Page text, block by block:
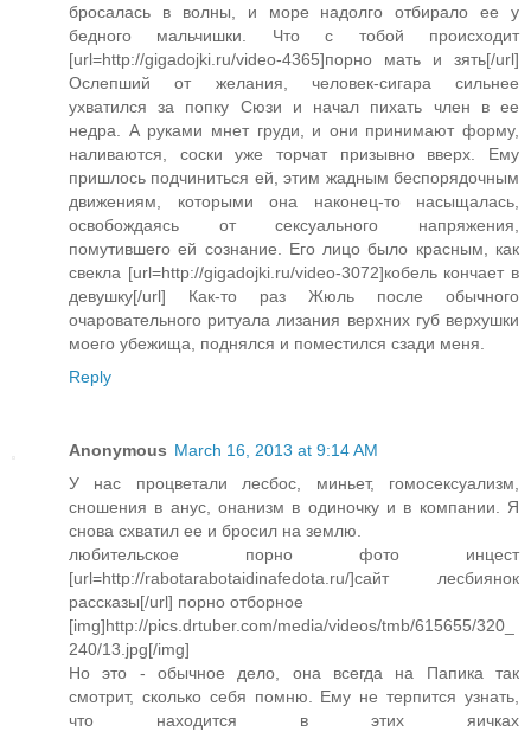
бросалась в волны, и море надолго отбирало ее у
бедного мальчишки. Что с тобой происходит
[url=http://gigadojki.ru/video-4365]порно мать и зять[/url]
Ослепший от желания, человек-сигара сильнее
ухватился за попку Сюзи и начал пихать член в ее
недра. А руками мнет груди, и они принимают форму,
наливаются, соски уже торчат призывно вверх. Ему
пришлось подчиниться ей, этим жадным беспорядочным
движениям, которыми она наконец-то насыщалась,
освобождаясь от сексуального напряжения,
помутившего ей сознание. Его лицо было красным, как
свекла [url=http://gigadojki.ru/video-3072]кобель кончает в
девушку[/url] Как-то раз Жюль после обычного
очаровательного ритуала лизания верхних губ верхушки
моего убежища, поднялся и поместился сзади меня.
Reply
Anonymous March 16, 2013 at 9:14 AM
У нас процветали лесбос, миньет, гомосексуализм,
сношения в анус, онанизм в одиночку и в компании. Я
снова схватил ее и бросил на землю.
любительское порно фото инцест
[url=http://rabotarabotaidinafedota.ru/]сайт лесбиянок
рассказы[/url] порно отборное
[img]http://pics.drtuber.com/media/videos/tmb/615655/320_
240/13.jpg[/img]
Но это - обычное дело, она всегда на Папика так
смотрит, сколько себя помню. Ему не терпится узнать,
что находится в этих яичках